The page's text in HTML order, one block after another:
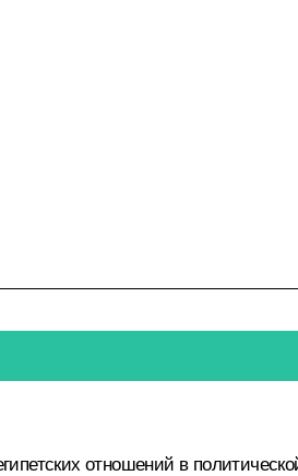
отношений в